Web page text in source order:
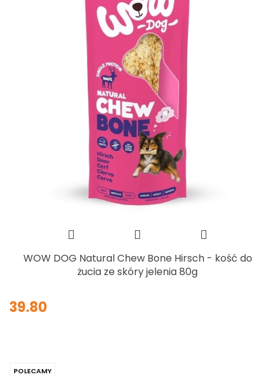
WOW DOG Natural Chew Bone Hirsch - kość do
żucia ze skóry jelenia 80g
39.80
POLECAMY